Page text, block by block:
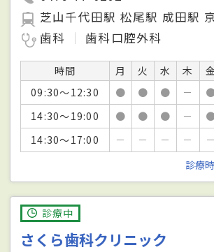
芝山千代田駅 松尾駅 成田駅
歯科
歯科口腔外科
時間 月 火 水 木 金
09:30～12:30
● ● ● －
14:30～19:00
● ● ● －
14:30～17:00
－ － － － －
診療
診療中
さくら歯科クリニック